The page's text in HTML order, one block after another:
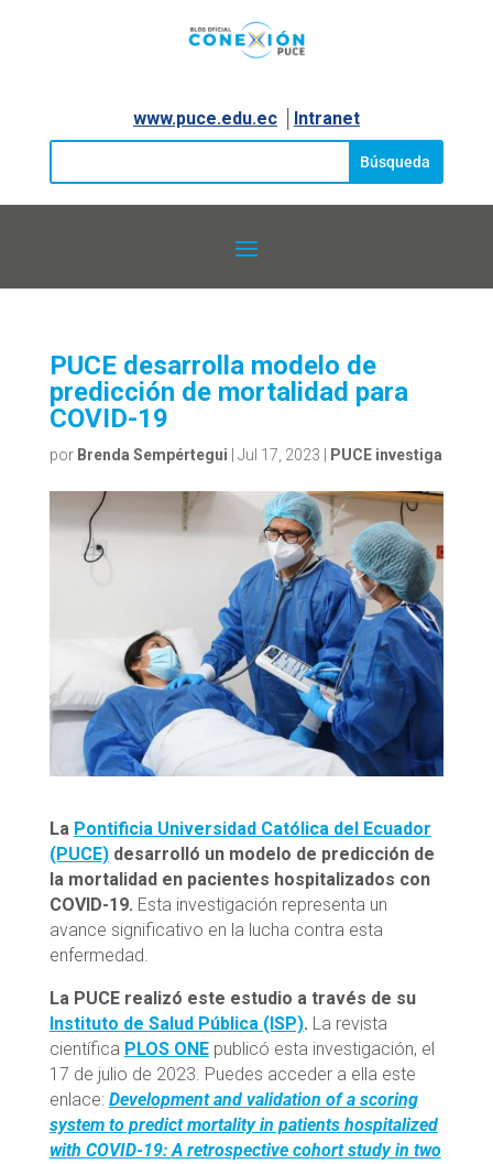
www.puce.edu.ec│ Intranet
PUCE desarrolla modelo de
predicción de mortalidad para
COVID-19
por Brenda Sempértegui Jul 17, 2023 PUCE investiga
La Pontificia Universidad Católica del Ecuador
(PUCE)desarrolló un modelo de predicción de
la mortalidad en pacientes hospitalizados con
COVID-19. Esta investigación representa un
avance significativo en la lucha contra esta
enfermedad.
La PUCE realizó este estudio a través de su
Instituto de Salud Pública (ISP). La revista
científica PLOS ONEpublicó esta investigación, el
17 de julio de 2023. Puedes acceder a ella este
enlace: Development and validation of a scoring
system to predict mortality in patients hospitalized
with COVID-19: A retrospective cohort study in two